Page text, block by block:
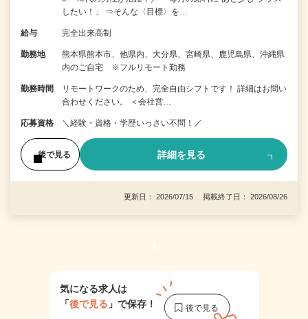
したい！」 ⇒そんな〈目標〉を…
給与 完全出来高制
勤務地
熊本県熊本市、他県内、大分県、宮崎県、鹿児島県、沖縄県
内のご自宅 ※フルリモート勤務
勤務時間
リモートワークのため、完全自由シフトです！ 詳細はお問い
合わせください。 ＜会社営…
応募資格 ＼経験・資格・学歴いっさい不問！／
後で見る 詳細を見る
更新日： 2026/07/15 掲載終了日： 2026/08/26
1
気になる求人は
「後で見る 」で保存！